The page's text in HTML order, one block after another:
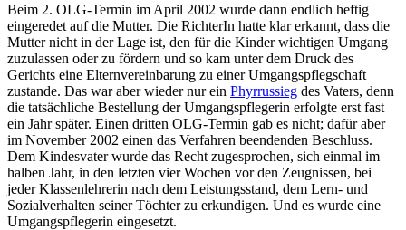
Beim 2. OLG-Termin im April 2002 wurde dann endlich heftig
eingeredet auf die Mutter. Die RichterIn hatte klar erkannt, dass die
Mutter nicht in der Lage ist, den für die Kinder wichtigen Umgang
zuzulassen oder zu fördern und so kam unter dem Druck des
Gerichts eine Eltern­vereinbarung zu einer Umgangs­pflegschaft
zustande. Das war aber wieder nur ein Phyrrus­sieg des Vaters, denn
die tatsächliche Bestellung der Umgangs­pflegerin erfolgte erst fast
ein Jahr später. Einen dritten OLG-Termin gab es nicht; dafür aber
im November 2002 einen das Verfahren beendenden Beschluss.
Dem Kindesvater wurde das Recht zugesprochen, sich einmal im
halben Jahr, in den letzten vier Wochen vor den Zeugnissen, bei
jeder Klassen­lehrerin nach dem Leistungsstand, dem Lern- und
Sozial­verhalten seiner Töchter zu erkundigen. Und es wurde eine
Umgangs­pflegerin eingesetzt.